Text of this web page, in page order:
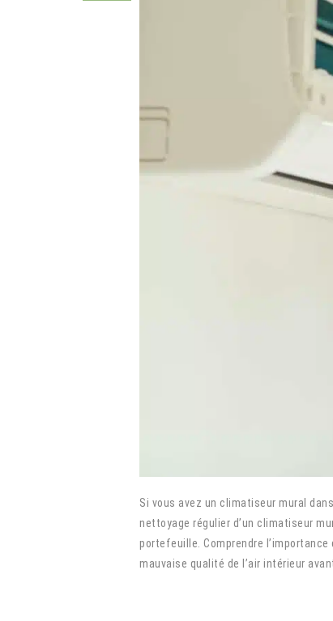
Si vous avez un climatiseur mural
nettoyage régulier d’un climatiseur
portefeuille. Comprendre
mauvaise qualité de l’air intérieur